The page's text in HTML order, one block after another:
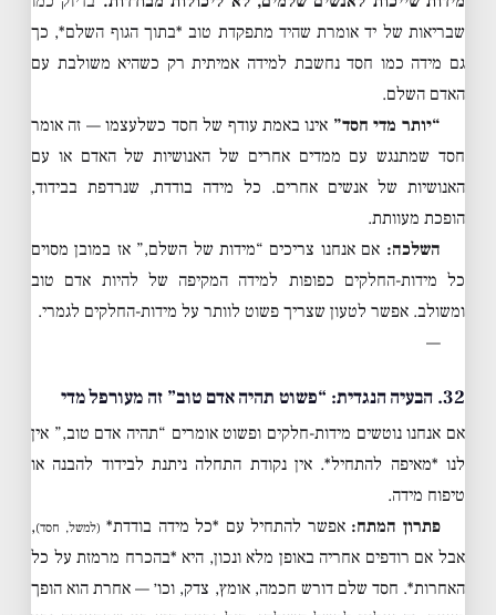
שבריאות של יד אומרת שהיד מתפקדת טוב *בתוך הגוף השלם*, כך
גם מידה כמו חסד נחשבת למידה אמיתית רק כשהיא משולבת עם
האדם השלם.
“יותר מדי חסד” אינו באמת עודף של חסד כשלעצמו — זה אומר
חסד שמתנגש עם ממדים אחרים של האנושיות של האדם או עם
האנושיות של אנשים אחרים. כל מידה בודדת, שנרדפת בבידוד,
הופכת מעוותת.
השלכה: אם אנחנו צריכים “מידות של השלם,” אז במובן מסוים
כל מידות-החלקים כפופות למידה המקיפה של להיות אדם טוב
ומשולב. אפשר לטעון שצריך פשוט לוותר על מידות-החלקים לגמרי.
—
32. הבעיה הנגדית: “פשוט תהיה אדם טוב” זה מעורפל מדי
אם אנחנו נוטשים מידות-חלקים ופשוט אומרים “תהיה אדם טוב,” אין
לנו *מאיפה להתחיל*. אין נקודת התחלה ניתנת לבידוד להבנה או
טיפוח מידה.
פתרון המתח: אפשר להתחיל עם *כל מידה בודדת* (למשל, חסד),
אבל אם רודפים אחריה באופן מלא ונכון, היא *בהכרח מרמזת על כל
האחרות*. חסד שלם דורש חכמה, אומץ, צדק, וכו׳ — אחרת הוא הופך